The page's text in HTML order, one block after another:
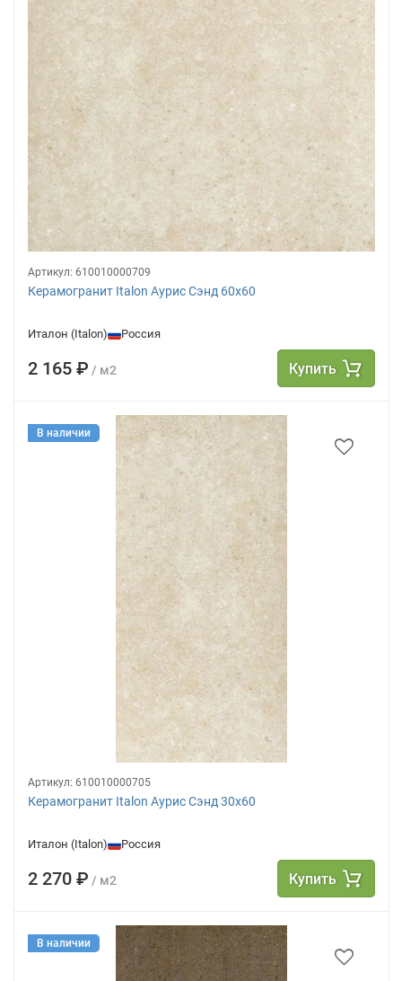
Артикул: 610010000709
Керамогранит Italon Аурис Сэнд 60х60
Италон (Italon) Россия
2 165 ₽ / м2 Купить
В наличии
Артикул: 610010000705
Керамогранит Italon Аурис Сэнд 30х60
Италон (Italon) Россия
2 270 ₽ / м2 Купить
В наличии